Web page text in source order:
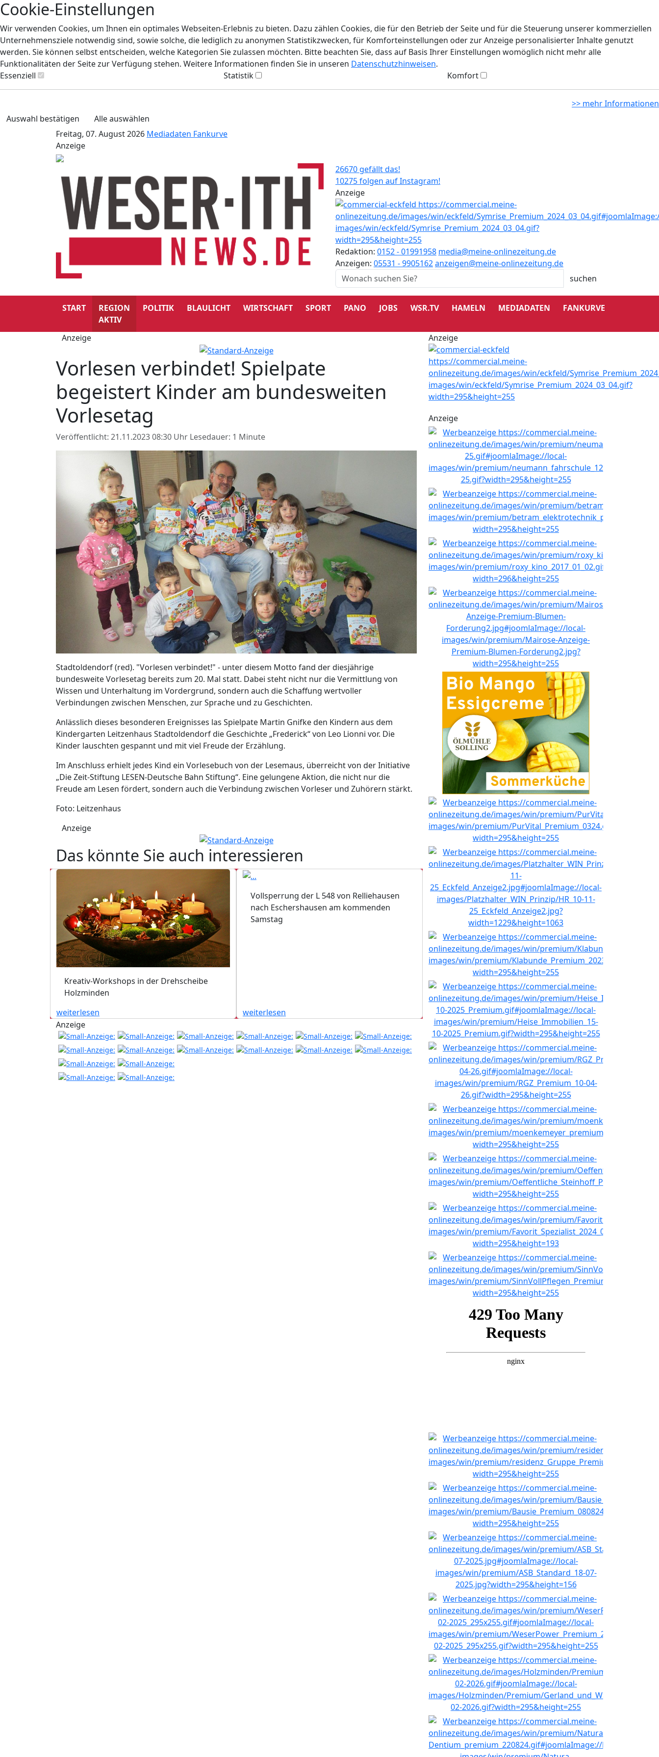
Cookie-Einstellungen
Wir verwenden Cookies, um Ihnen ein optimales Webseiten-Erlebnis zu bieten. Dazu zählen Cookies, die für den Betrieb der Seite und für die Steuerung unserer kommerziellen
Unternehmensziele notwendig sind, sowie solche, die lediglich zu anonymen Statistikzwecken, für Komforteinstellungen oder zur Anzeige personalisierter Inhalte genutzt
werden. Sie können selbst entscheiden, welche Kategorien Sie zulassen möchten. Bitte beachten Sie, dass auf Basis Ihrer Einstellungen womöglich nicht mehr alle
Funktionalitäten der Seite zur Verfügung stehen. Weitere Informationen finden Sie in unseren Datenschutzhinweisen.
Essenziell
Statistik Komfort
>> mehr Informationen
Auswahl bestätigen
Alle auswählen
Freitag, 07. August 2026 Mediadaten Fankurve
Anzeige
26670 gefällt das!
10275 folgen auf Instagram!
Anzeige
Redaktion: 0152 - 01991958 media@meine-onlinezeitung.de
Anzeigen: 05531 - 9905162anzeigen@meine-onlinezeitung.de
START
REGION
AKTIV
POLITIK BLAULICHT WIRTSCHAFT SPORT PANO JOBS WSR.TV HAMELN MEDIADATEN FANKURVE
Anzeige
Vorlesen verbindet! Spielpate
begeistert Kinder am bundesweiten
Vorlesetag
Veröffentlicht: 21.11.2023 08:30 Uhr Lesedauer: 1 Minute
Stadtoldendorf (red). "Vorlesen verbindet!" - unter diesem Motto fand der diesjährige
bundesweite Vorlesetag bereits zum 20. Mal statt. Dabei steht nicht nur die Vermittlung von
Wissen und Unterhaltung im Vordergrund, sondern auch die Schaffung wertvoller
Verbindungen zwischen Menschen, zur Sprache und zu Geschichten.
Anlässlich dieses besonderen Ereignisses las Spielpate Martin Gnifke den Kindern aus dem
Kindergarten Leitzenhaus Stadtoldendorf die Geschichte „Frederick“ von Leo Lionni vor. Die
Kinder lauschten gespannt und mit viel Freude der Erzählung.
Im Anschluss erhielt jedes Kind ein Vorlesebuch von der Lesemaus, überreicht von der Initiative
„Die Zeit-Stiftung LESEN-Deutsche Bahn Stiftung“. Eine gelungene Aktion, die nicht nur die
Freude am Lesen fördert, sondern auch die Verbindung zwischen Vorleser und Zuhörern stärkt.
Foto: Leitzenhaus
Anzeige
Das könnte Sie auch interessieren
Kreativ-Workshops in der Drehscheibe
Holzminden
weiterlesen
Vollsperrung der L 548 von Relliehausen
nach Eschershausen am kommenden
Samstag
weiterlesen
Anzeige
Anzeige
Anzeige